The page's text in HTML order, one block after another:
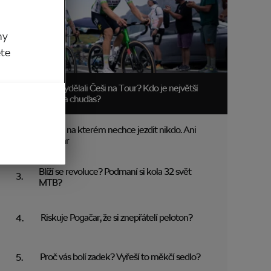
Kolik vydělali Češi na Tour? Kdo je největší
boháč a chuďas?
Trakař, na kterém nechce jezdit nikdo. Ani
Pogačar
Blíží se revoluce? Podmaní si kola 32 svět
MTB?
Riskuje Pogačar, že si znepřátelí peloton?
Proč vás bolí zadek? Vyřeší to měkčí sedlo?